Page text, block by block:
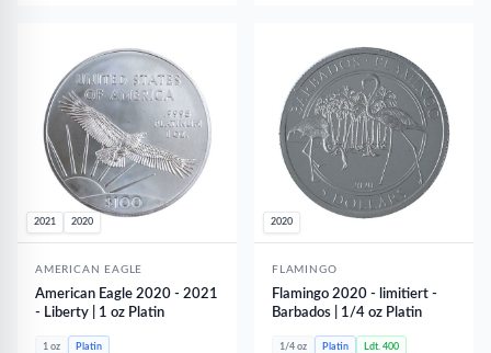
2021 2020
AMERICAN EAGLE
American Eagle 2020 - 2021
- Liberty | 1 oz Platin
1 oz Platin
2020
FLAMINGO
Flamingo 2020 - limitiert -
Barbados | 1/4 oz Platin
1/4 oz Platin Ldt. 400